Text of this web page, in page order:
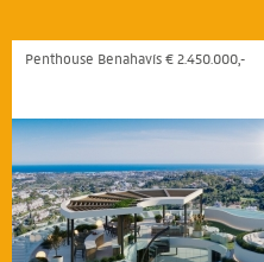
Penthouse Benahavís € 2.450.000,-